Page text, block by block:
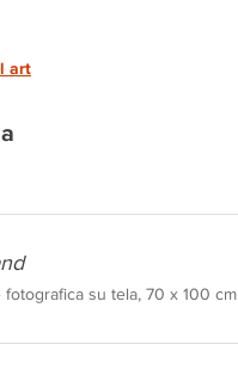
art
fotografica su tela, 70 x 100 cm